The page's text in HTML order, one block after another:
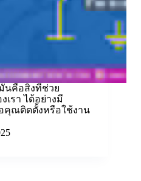
มันคือสิ่งที่ช่วย
รา ได้อย่างมี
คุณติดตั้งหรือใช้งาน